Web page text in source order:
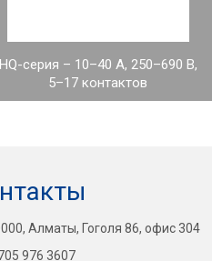
HQ-серия – 10–40 А, 250–690 В,
5–17 контактов
Алматы, Гоголя 86, офис 304
976 3607